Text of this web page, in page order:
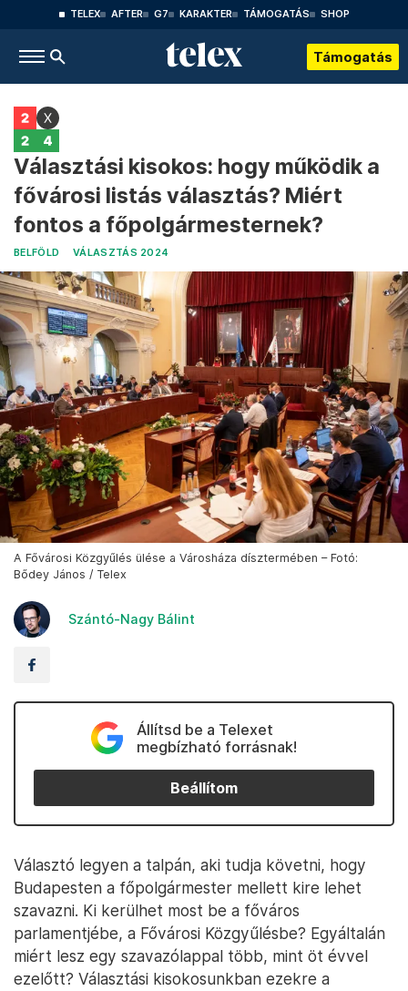
TELEX AFTER G7 KARAKTER TÁMOGATÁS SHOP
Támogatás
Választási kisokos: hogy működik a
fővárosi listás választás? Miért
fontos a főpolgármesternek?
BELFÖLD VÁLASZTÁS 2024
A Fővárosi Közgyűlés ülése a Városháza dísztermében – Fotó:
Bődey János / Telex
Szántó-Nagy Bálint
Állítsd be a Telexet
megbízható forrásnak!
Beállítom
Választó legyen a talpán, aki tudja követni, hogy
Budapesten a főpolgármester mellett kire lehet
szavazni. Ki kerülhet most be a főváros
parlamentjébe, a Fővárosi Közgyűlésbe? Egyáltalán
miért lesz egy szavazólappal több, mint öt évvel
ezelőtt? Választási kisokosunkban ezekre a